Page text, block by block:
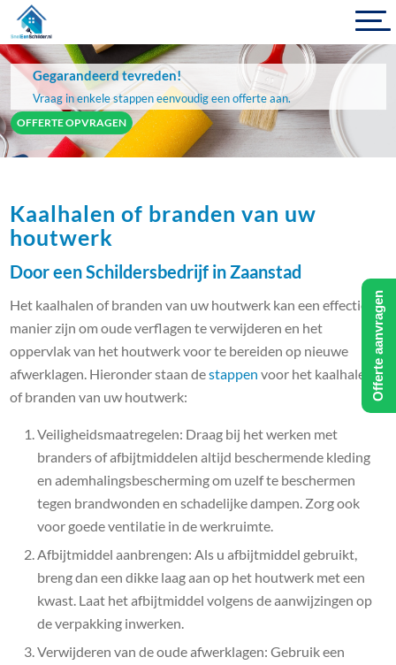
Gegarandeerd tevreden!
Vraag in enkele stappen eenvoudig een offerte aan.
OFFERTE OPVRAGEN
Kaalhalen of branden van uw
houtwerk
Door een Schildersbedrijf in Zaanstad
Het kaalhalen of branden van uw houtwerk kan een effectieve
manier zijn om oude verflagen te verwijderen en het
oppervlak van het houtwerk voor te bereiden op nieuwe
afwerklagen. Hieronder staan destappen voor het kaalhalen
of branden van uw houtwerk:
Veiligheidsmaatregelen: Draag bij het werken met
branders of afbijtmiddelen altijd beschermende kleding
en ademhalingsbescherming om uzelf te beschermen
tegen brandwonden en schadelijke dampen. Zorg ook
voor goede ventilatie in de werkruimte.
Afbijtmiddel aanbrengen: Als u afbijtmiddel gebruikt,
breng dan een dikke laag aan op het houtwerk met een
kwast. Laat het afbijtmiddel volgens de aanwijzingen op
de verpakking inwerken.
Verwijderen van de oude afwerklagen: Gebruik een
Offerte aanvragen